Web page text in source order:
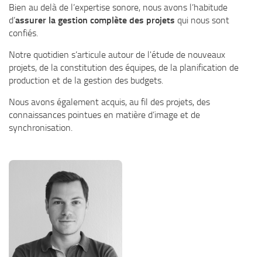
Bien au delà de l’expertise sonore, nous avons l’habitude
d’assurer la gestion complète des projets qui nous sont
confiés.
Notre quotidien s’articule autour de l'étude de nouveaux
projets, de la constitution des équipes, de la planification de
production et de la gestion des budgets.
Nous avons également acquis, au fil des projets, des
connaissances pointues en matière d’image et de
synchronisation.
RAINIER BUIDIN
Gérant
Lire la bio